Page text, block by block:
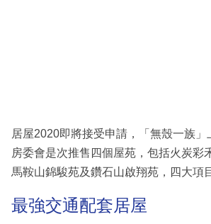
居屋2020即將接受申請，「無殼一族」
房委會是次推售四個屋苑，包括火炭彩
馬鞍山錦駿苑及鑽石山啟翔苑，四大項
最強交通配套居屋